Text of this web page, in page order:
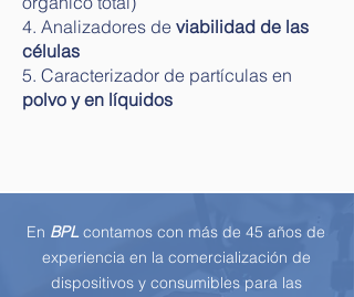
4. Analizadores de viabilidad de las
células
5. Caracterizador de partículas en
polvo y en líquidos
En BPL contamos con más de 45 años de
experiencia en la comercialización de
dispositivos y consumibles para las